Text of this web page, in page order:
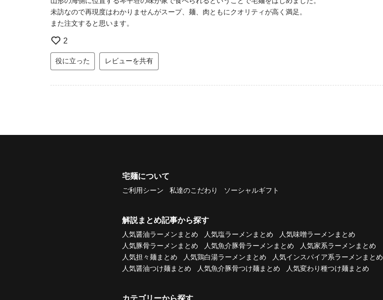
未訪なので再現度はわかりませんがスープ、麺、肉ともにクオリティが高く満足。
また注文すると思います。
2
役に立った レビューを共有
宅麺について
ご利用シーン 私達のこだわり ソーシャルギフト
解説まとめ記事から探す
人気醤油ラーメンまとめ 人気塩ラーメンまとめ
人気味噌ラーメンまとめ
人気豚骨ラーメンまとめ
人気魚介豚骨ラーメンまとめ
人気家系ラーメンまとめ
人気担々麺まとめ
人気鶏白湯ラーメンまとめ
人気インスパイア系ラーメンまとめ
人気醤油つけ麺まとめ
人気魚介豚骨つけ麺まとめ 人気変わり種つけ麺まとめ
カテゴリーから探す